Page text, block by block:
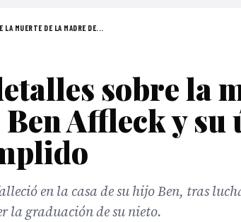
LA MUERTE DE LA MADRE DE...
sobre la
Affleck y
en la casa de su hijo Ben, tras
la graduación de su nieto.